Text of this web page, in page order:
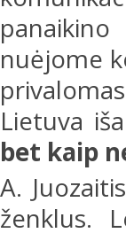
nuėjome
Lietuva
bet kaip
A.
ženklus.